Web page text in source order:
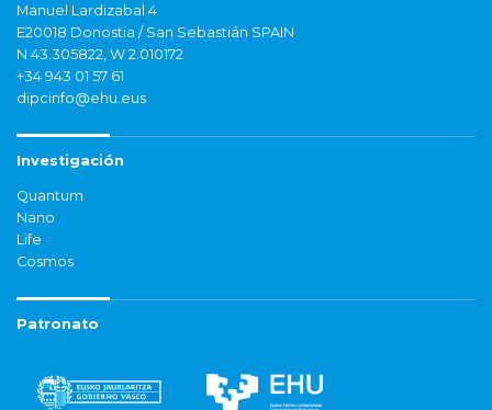
Manuel Lardizabal 4
E20018 Donostia / San Sebastián SPAIN
N 43.305822, W 2.010172
+34 943 01 57 61
dipcinfo@ehu.eus
Investigación
Quantum
Nano
Life
Cosmos
Patronato